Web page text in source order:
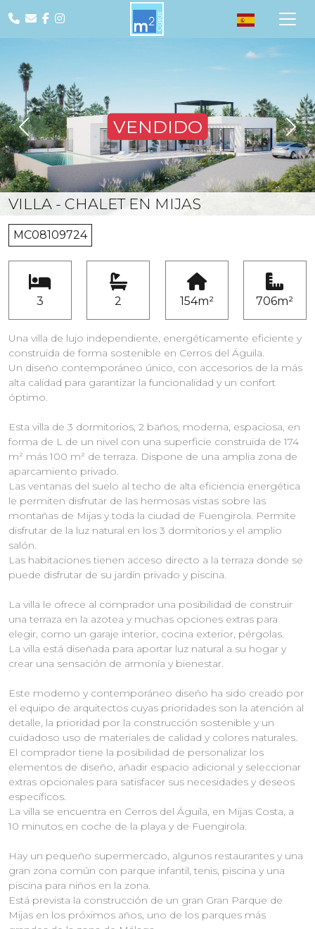
VENDIDO
Previous
MC08109724
VILLA - CHALET EN MIJAS
3 2 154m² 706m²
Una villa de lujo independiente, energéticamente eficiente y
construida de forma sostenible en Cerros del Águila.
Un diseño contemporáneo único, con accesorios de la más
alta calidad para garantizar la funcionalidad y un confort
óptimo.
Esta villa de 3 dormitorios, 2 baños, moderna, espaciosa, en
forma de L de un nivel con una superficie construida de 174
m² más 100 m² de terraza. Dispone de una amplia zona de
aparcamiento privado.
Las ventanas del suelo al techo de alta eficiencia energética
le permiten disfrutar de las hermosas vistas sobre las
montañas de Mijas y toda la ciudad de Fuengirola. Permite
disfrutar de la luz natural en los 3 dormitorios y el amplio
salón.
Las habitaciones tienen acceso directo a la terraza donde se
puede disfrutar de su jardín privado y piscina.
La villa le ofrece al comprador una posibilidad de construir
una terraza en la azotea y muchas opciones extras para
elegir, como un garaje interior, cocina exterior, pérgolas.
La villa está diseñada para aportar luz natural a su hogar y
crear una sensación de armonía y bienestar.
Este moderno y contemporáneo diseño ha sido creado por
el equipo de arquitectos cuyas prioridades son la atención al
detalle, la prioridad por la construcción sostenible y un
cuidadoso uso de materiales de calidad y colores naturales.
El comprador tiene la posibilidad de personalizar los
elementos de diseño, añadir espacio adicional y seleccionar
extras opcionales para satisfacer sus necesidades y deseos
específicos.
La villa se encuentra en Cerros del Águila, en Mijas Costa, a
10 minutos en coche de la playa y de Fuengirola.
Hay un pequeño supermercado, algunos restaurantes y una
gran zona común con parque infantil, tenis, piscina y una
piscina para niños en la zona.
Está prevista la construcción de un gran Gran Parque de
Mijas en los próximos años, uno de los parques más